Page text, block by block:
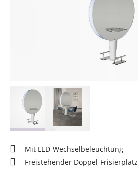
Mit LED-Wechselbeleuchtung
Freistehender Doppel-Frisierplatz